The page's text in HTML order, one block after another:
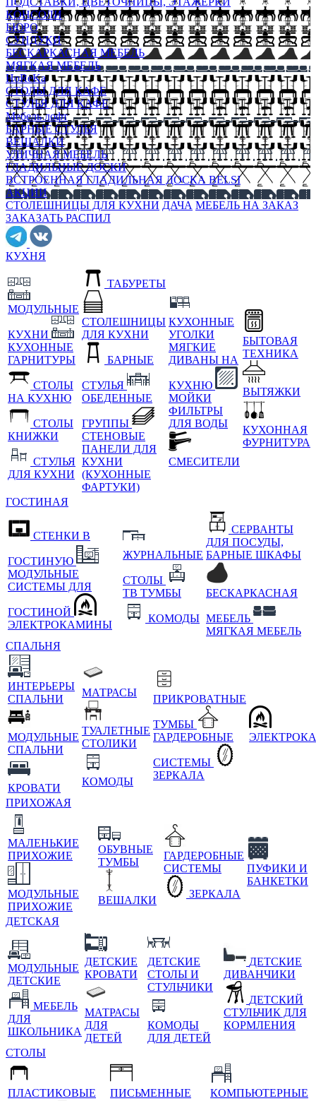
КОНСОЛИ
БЮРО
СУНДУКИ
БЕСКАРКАСНАЯ МЕБЕЛЬ
МЯГКАЯ МЕБЕЛЬ
HoReKa
СТОЛЫ ДЛЯ КАФЕ
СТУЛЬЯ ДЛЯ КАФЕ
Мебель лофт
БАРНЫЕ СТУЛЬЯ
ВЕШАЛКИ
УЛИЧНАЯ МЕБЕЛЬ
ГЛАДИЛЬНЫЕ ДОСКИ
ВСТРОЕННАЯ ГЛАДИЛЬНАЯ ДОСКА BELSI
АКЦИИ
СТОЛЕШНИЦЫ ДЛЯ КУХНИ ДАЧА МЕБЕЛЬ НА ЗАКАЗ
ЗАКАЗАТЬ РАСПИЛ
КУХНЯ
МОДУЛЬНЫЕ
КУХНИ
КУХОННЫЕ
ГАРНИТУРЫ
СТОЛЫ
НА КУХНЮ
СТОЛЫ
КНИЖКИ
СТУЛЬЯ
ДЛЯ КУХНИ
ТАБУРЕТЫ
СТОЛЕШНИЦЫ
ДЛЯ КУХНИ
БАРНЫЕ
СТУЛЬЯ
ОБЕДЕННЫЕ
ГРУППЫ
СТЕНОВЫЕ
ПАНЕЛИ ДЛЯ
КУХНИ
(КУХОННЫЕ
ФАРТУКИ)
КУХОННЫЕ
УГОЛКИ
МЯГКИЕ
ДИВАНЫ НА
КУХНЮ
МОЙКИ
ФИЛЬТРЫ
ДЛЯ ВОДЫ
СМЕСИТЕЛИ
БЫТОВАЯ
ТЕХНИКА
ВЫТЯЖКИ
КУХОННАЯ
ФУРНИТУРА
ГОСТИНАЯ
СТЕНКИ В
ГОСТИНУЮ
МОДУЛЬНЫЕ
СИСТЕМЫ ДЛЯ
ГОСТИНОЙ
ЭЛЕКТРОКАМИНЫ
ЖУРНАЛЬНЫЕ
СТОЛЫ
ТВ ТУМБЫ
КОМОДЫ
СЕРВАНТЫ
ДЛЯ ПОСУДЫ,
БАРНЫЕ ШКАФЫ
БЕСКАРКАСНАЯ
МЕБЕЛЬ
МЯГКАЯ МЕБЕЛЬ
СПАЛЬНЯ
ИНТЕРЬЕРЫ
СПАЛЬНИ
МОДУЛЬНЫЕ
СПАЛЬНИ
КРОВАТИ
МАТРАСЫ
ТУАЛЕТНЫЕ
СТОЛИКИ
КОМОДЫ
ПРИКРОВАТНЫЕ
ТУМБЫ
ГАРДЕРОБНЫЕ
СИСТЕМЫ
ЗЕРКАЛА
ПРИХОЖАЯ
МАЛЕНЬКИЕ
ПРИХОЖИЕ
МОДУЛЬНЫЕ
ПРИХОЖИЕ
ОБУВНЫЕ
ТУМБЫ
ВЕШАЛКИ
ГАРДЕРОБНЫЕ
СИСТЕМЫ
ЗЕРКАЛА
ПУФИКИ И
БАНКЕТКИ
ДЕТСКАЯ
МОДУЛЬНЫЕ
ДЕТСКИЕ
МЕБЕЛЬ
ДЛЯ
ШКОЛЬНИКА
ДЕТСКИЕ
КРОВАТИ
МАТРАСЫ
ДЛЯ
ДЕТЕЙ
ДЕТСКИЕ
СТОЛЫ И
СТУЛЬЧИКИ
КОМОДЫ
ДЛЯ ДЕТЕЙ
ДЕТСКИЕ
ДИВАНЧИКИ
ДЕТСКИЙ
СТУЛЬЧИК ДЛЯ
КОРМЛЕНИЯ
СТОЛЫ
ПЛАСТИКОВЫЕ ПИСЬМЕННЫЕ КОМПЬЮТЕРНЫЕ